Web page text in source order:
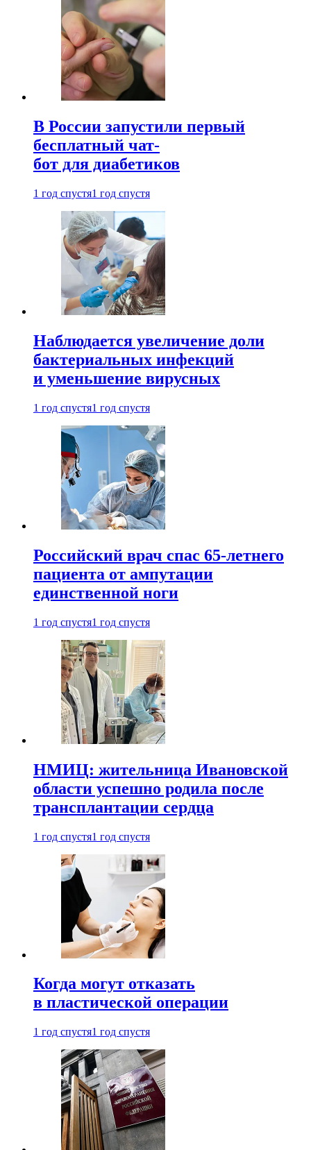
В России запустили первый
бесплатный чат-
бот для диабетиков
1 год спустя1 год спустя
Наблюдается увеличение доли
бактериальных инфекций
и уменьшение вирусных
1 год спустя1 год спустя
Российский врач спас 65-летнего
пациента от ампутации
единственной ноги
1 год спустя1 год спустя
НМИЦ: жительница Ивановской
области успешно родила после
трансплантации сердца
1 год спустя1 год спустя
Когда могут отказать
в пластической операции
1 год спустя1 год спустя